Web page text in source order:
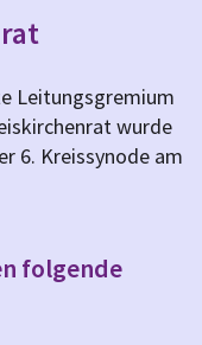
Leitungsgremium
wurde
6. Kreissynode am
folgende